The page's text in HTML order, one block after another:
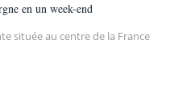
en un week-end
située au centre de la France